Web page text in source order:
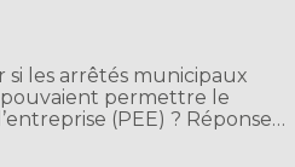
les arrêtés municipaux
permettre le
(PEE) ? Réponse…